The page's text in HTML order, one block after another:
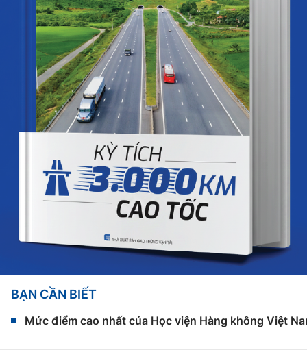
BẠN CẦN BIẾT
Mức điểm cao nhất của Học viện Hàng không Việt